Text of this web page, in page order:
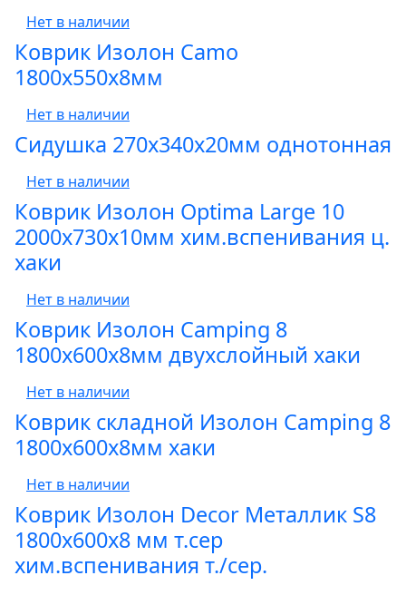
Нет в наличии
Коврик Изолон Camo
1800х550х8мм
Нет в наличии
Сидушка 270х340х20мм однотонная
Нет в наличии
Коврик Изолон Optima Large 10
2000х730х10мм хим.вспенивания ц.
хаки
Нет в наличии
Коврик Изолон Camping 8
1800х600х8мм двухслойный хаки
Нет в наличии
Коврик складной Изолон Camping 8
1800х600х8мм хаки
Нет в наличии
Коврик Изолон Decor Металлик S8
1800х600х8 мм т.сер
хим.вспенивания т./сер.